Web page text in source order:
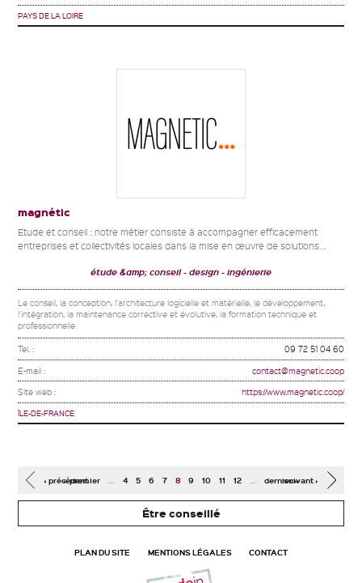
PAYS DE LA LOIRE
magnétic
Etude et conseil : notre métier consiste à accompagner efficacement
entreprises et collectivités locales dans la mise en œuvre de solutions...
étude &amp; conseil design ingénierie
Le conseil, la conception, l'architecture logicielle et matérielle, le développement,
l'intégration, la maintenance corrective et évolutive, la formation technique et
professionnelle
Tel. : 09 72 51 04 60
E-mail : contact@magnetic.coop
Site web : https://www.magnetic.coop/
ÎLE-DE-FRANCE
Pages
« premier
‹ précédent … 4 5 6 7 8 9 10 11 12 … suivant ›
dernier »
Être conseillé
PLAN DU SITE MENTIONS LÉGALES CONTACT